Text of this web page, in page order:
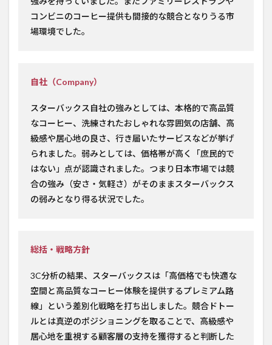
コンビニのコーヒー提供も間接的な競合となりうる市
場環境でした。
自社（Company）
スターバックス自社の強みとしては、本格的で高品質
なコーヒー、洗練されたおしゃれな雰囲気の店舗、高
級感や居心地の良さ、行き届いたサービスなどが挙げ
られました。弱みとしては、価格帯が高く「庶民的で
はない」点が認識されました。つまり日本市場では競
合の強み（安さ・気軽さ）がそのままスターバックス
の弱みとなり得る状況でした。
総括・戦略方針
3C分析の結果、スターバックスは「高価格でも快適な
空間と高品質なコーヒー体験を提供するプレミアム路
線」という差別化戦略を打ち出しました。競合ドトー
ルとは真逆のポジショニングを取ることで、高級感や
居心地を重視する顧客層の支持を獲得すると判断した